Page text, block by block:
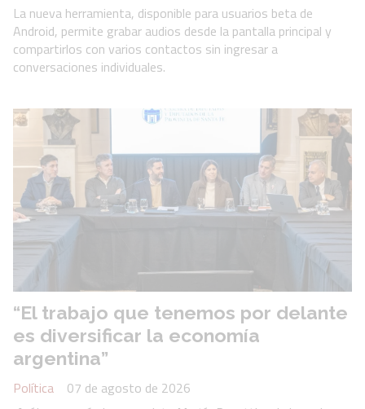
La nueva herramienta, disponible para usuarios beta de
Android, permite grabar audios desde la pantalla principal y
compartirlos con varios contactos sin ingresar a
conversaciones individuales.
“El trabajo que tenemos por delante
es diversificar la economía
argentina”
Política
07 de agosto de 2026